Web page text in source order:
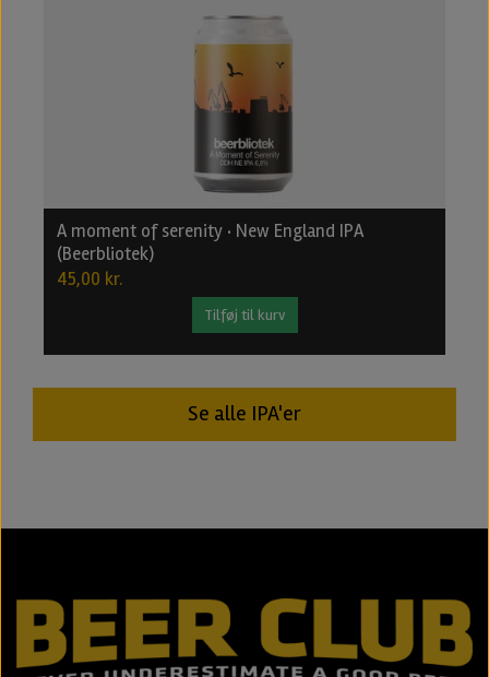
A moment of serenity · New England IPA
(Beerbliotek)
45,00 kr.
Tilføj til kurv
Se alle IPA'er